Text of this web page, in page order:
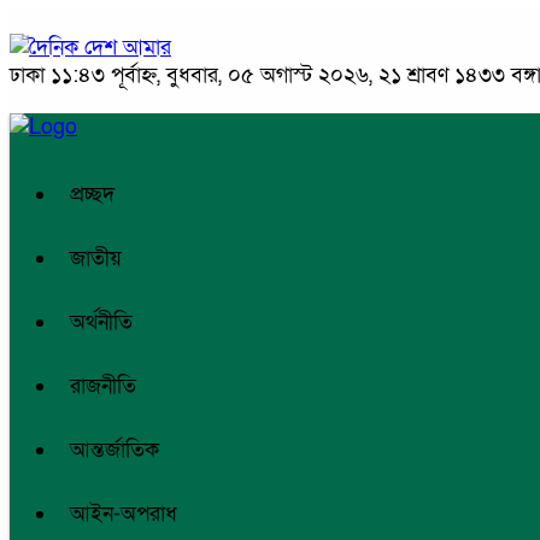
ঢাকা ১১:৪৩ পূর্বাহ্ন, বুধবার, ০৫ অগাস্ট ২০২৬, ২১ শ্রাবণ ১৪৩৩
প্রচ্ছদ
জাতীয়
অর্থনীতি
রাজনীতি
আন্তর্জাতিক
আইন-অপরাধ